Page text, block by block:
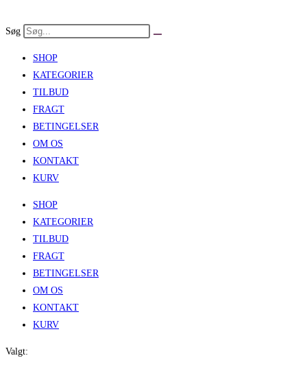
to
Søg
SHOP
KATEGORIER
TILBUD
FRAGT
BETINGELSER
OM OS
KONTAKT
KURV
SHOP
KATEGORIER
TILBUD
FRAGT
BETINGELSER
OM OS
KONTAKT
KURV
Valgt: